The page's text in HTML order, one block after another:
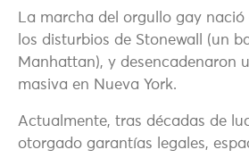
La marcha del orgullo gay nació
los disturbios de Stonewall (un
Manhattan), y desencadenaron
masiva en Nueva York.
Actualmente, tras décadas de
otorgado garantías legales,